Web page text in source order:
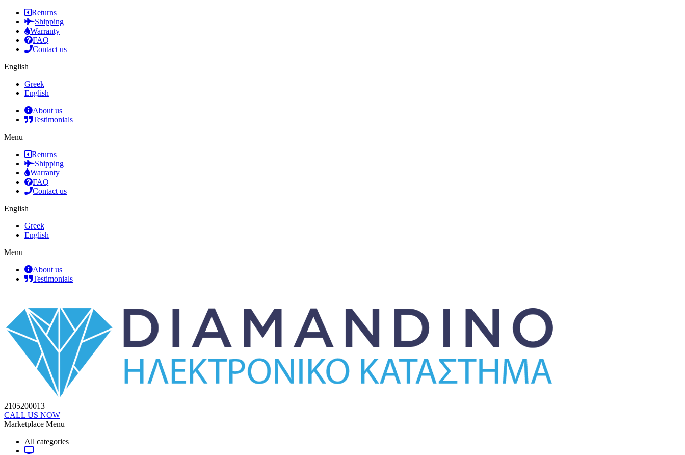
Returns
Shipping
Warranty
FAQ
Contact us
English
Greek
English
About us
Testimonials
Menu
Returns
Shipping
Warranty
FAQ
Contact us
English
Greek
English
Menu
About us
Testimonials
2105200013
CALL US NOW
Marketplace Menu
All categories